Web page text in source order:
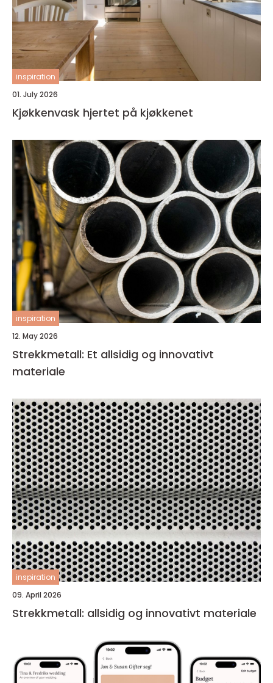
inspiration
01. July 2026
Kjøkkenvask hjertet på kjøkkenet
inspiration
12. May 2026
Strekkmetall: Et allsidig og innovativt
materiale
inspiration
09. April 2026
Strekkmetall: allsidig og innovativt materiale